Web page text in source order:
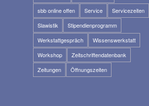
sbb online offen
Service
Servicezeiten
Slawistik
Stipendienprogramm
Werkstattgespräch
Wissenswerkstatt
Workshop
Zeitschriftendatenbank
Zeitungen
Öffnungszeiten